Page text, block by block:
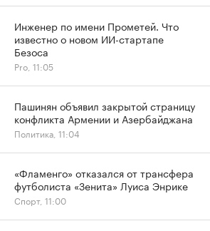
Инженер по имени Прометей. Что
известно о новом ИИ-стартапе
Безоса
Pro, 11:05
Пашинян объявил закрытой страницу
конфликта Армении и Азербайджана
Политика, 11:04
«Фламенго» отказался от трансфера
футболиста «Зенита» Луиса Энрике
Спорт, 11:00